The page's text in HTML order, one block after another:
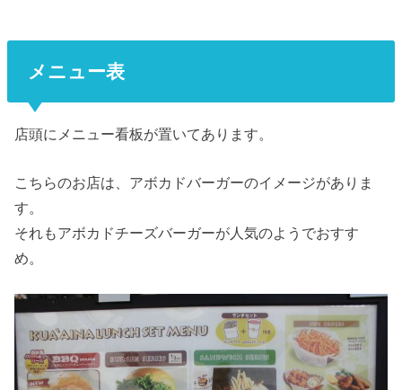
メニュー表
店頭にメニュー看板が置いてあります。
こちらのお店は、アボカドバーガーのイメージがありま
す。
それもアボカドチーズバーガーが人気のようでおすす
め。